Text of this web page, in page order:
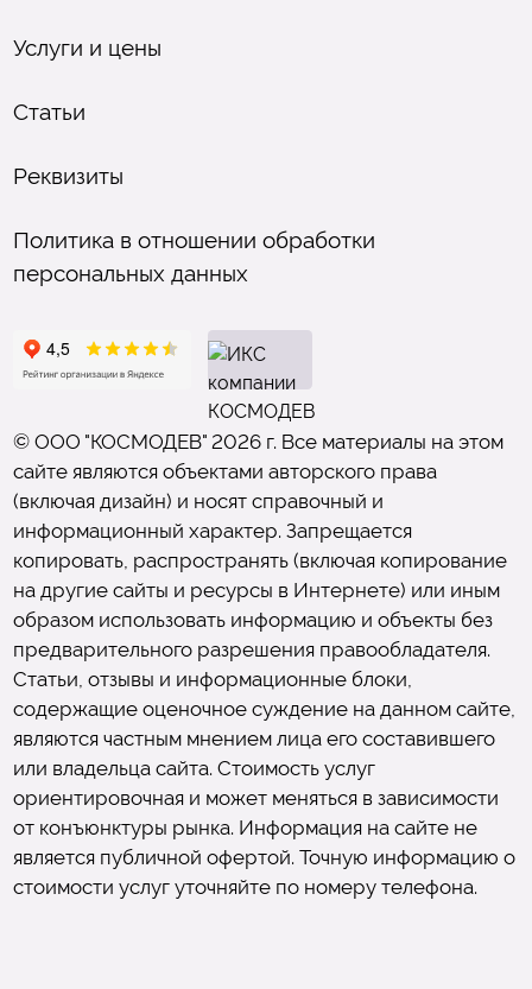
Услуги и цены
Статьи
Реквизиты
Политика в отношении обработки
персональных данных
© ООО "КОСМОДЕВ" 2026 г. Все материалы на этом
сайте являются объектами авторского права
(включая дизайн) и носят справочный и
информационный характер. Запрещается
копировать, распространять (включая копирование
на другие сайты и ресурсы в Интернете) или иным
образом использовать информацию и объекты без
предварительного разрешения правообладателя.
Статьи, отзывы и информационные блоки,
содержащие оценочное суждение на данном сайте,
являются частным мнением лица его составившего
или владельца сайта. Стоимость услуг
ориентировочная и может меняться в зависимости
от конъюнктуры рынка. Информация на сайте не
является публичной офертой. Точную информацию о
стоимости услуг уточняйте по номеру телефона.